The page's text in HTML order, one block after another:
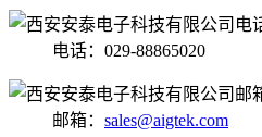
电话：029-88865020
邮箱： sales@aigtek.com